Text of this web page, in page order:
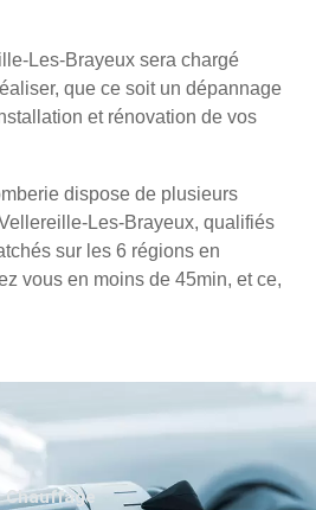
Les-Brayeux sera chargé
que ce soit un dépannage
et rénovation de vos
dispose de plusieurs
Les-Brayeux, qualifiés
sur les 6 régions en
vous en moins de 45min, et ce,
Chauffage